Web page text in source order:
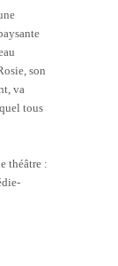
son
va
tous
théâtre :